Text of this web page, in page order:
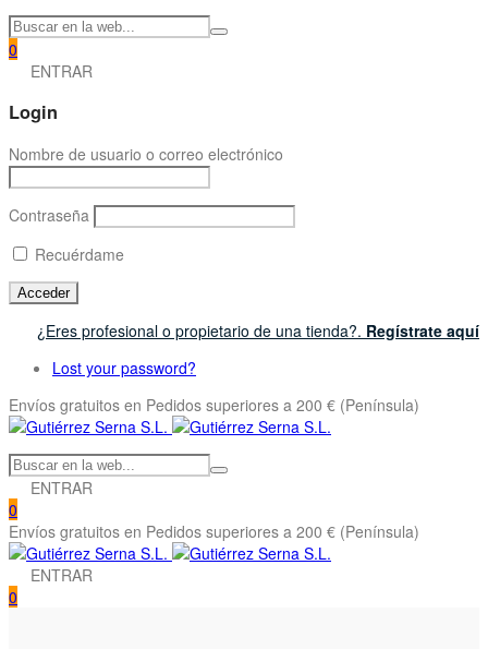
0
ENTRAR
Login
Nombre de usuario o correo electrónico
Contraseña
Recuérdame
¿Eres profesional o propietario de una tienda?. Regístrate aquí
Lost your password?
Envíos gratuitos en Pedidos superiores a 200 € (Península)
ENTRAR
0
Envíos gratuitos en Pedidos superiores a 200 € (Península)
ENTRAR
0